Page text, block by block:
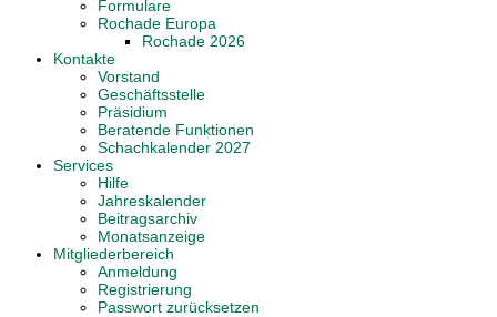
Formulare
Rochade Europa
Rochade 2026
Kontakte
Vorstand
Geschäftsstelle
Präsidium
Beratende Funktionen
Schachkalender 2027
Services
Hilfe
Jahreskalender
Beitragsarchiv
Monatsanzeige
Mitgliederbereich
Anmeldung
Registrierung
Passwort zurücksetzen